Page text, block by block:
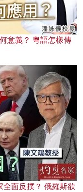
意義？ 粵語怎樣傳
面反撲？ 俄羅斯欲